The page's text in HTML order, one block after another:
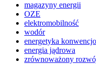
magazyny energii
OZE
elektromobilność
wodór
energetyka
energia jądrowa
zrównoważony